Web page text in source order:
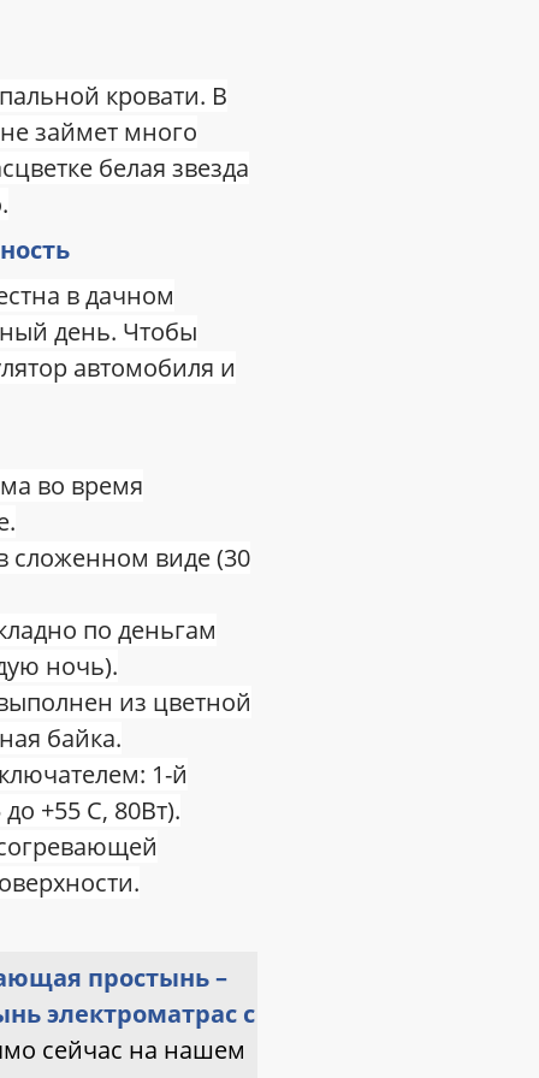
кровати. В
займет много
белая звезда
в дачном
день. Чтобы
автомобиля и
во время
сложенном виде (30
по деньгам
ночь).
из цветной
байка.
1-й
+55 С, 80Вт).
простынь –
электроматрас с
сейчас на нашем